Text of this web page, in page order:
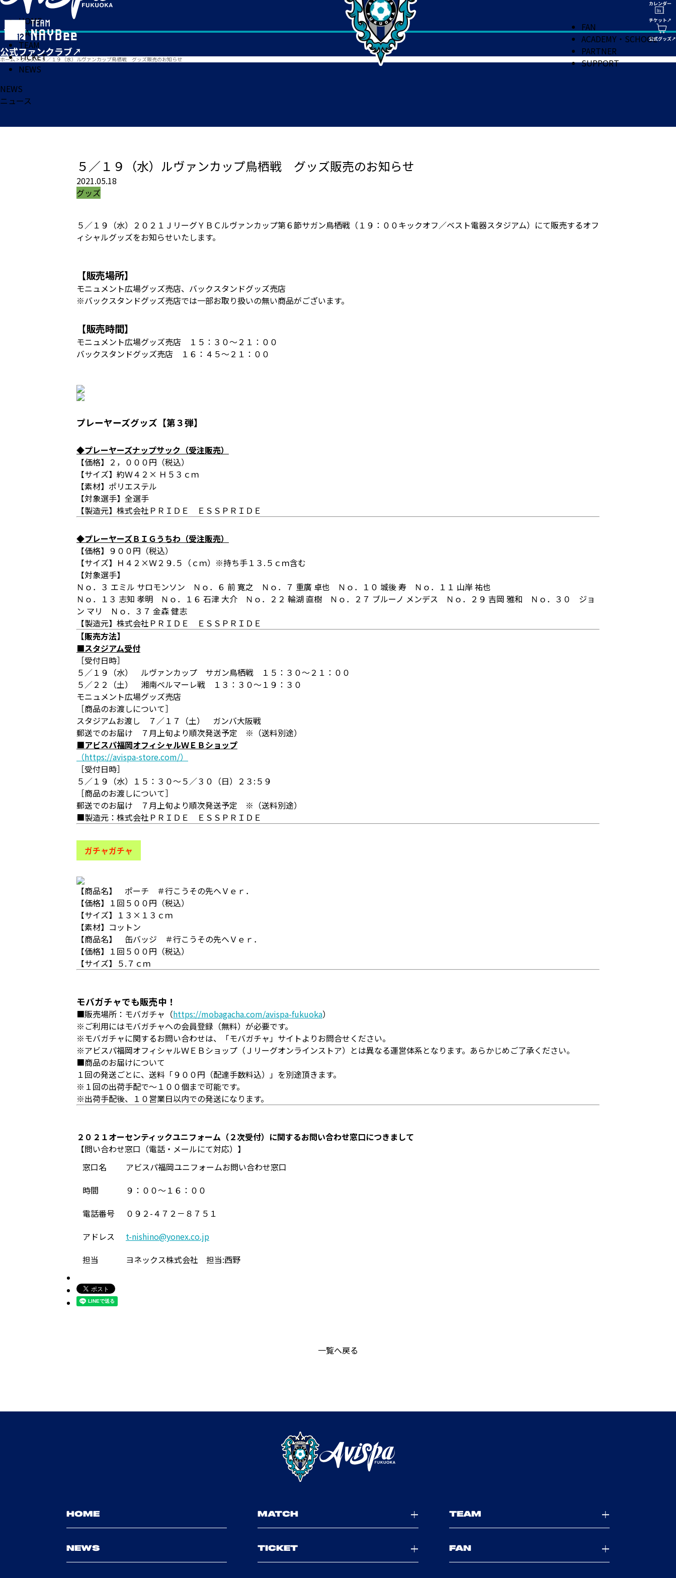
HOME
MATCH
TEAM
TICKET
NEWS
FAN
ACADEMY・SCHOOL
PARTNER
SUPPORT
ホーム > グッズ>５／１９（水）ルヴァンカップ鳥栖戦 グッズ販売のお知らせ
NEWS
ニュース
５／１９（水）ルヴァンカップ鳥栖戦 グッズ販売のお知らせ
2021.05.18
グッズ
５／１９（水）２０２１ＪリーグＹＢＣルヴァンカップ第６節サガン鳥栖戦（１９：００キックオフ／ベスト電器スタジアム）にて販売するオフ
ィシャルグッズをお知らせいたします。
【販売場所】
モニュメント広場グッズ売店、バックスタンドグッズ売店
※バックスタンドグッズ売店では一部お取り扱いの無い商品がございます。
【販売時間】
モニュメント広場グッズ売店 １５：３０～２１：００
バックスタンドグッズ売店 １６：４５～２１：００
プレーヤーズグッズ【第３弾】
◆プレーヤーズナップサック（受注販売）
【価格】２，０００円（税込）
【サイズ】約Ｗ４２× Ｈ５３ｃｍ
【素材】ポリエステル
【対象選手】全選手
【製造元】株式会社ＰＲＩＤＥ ＥＳＳＰＲＩＤＥ
◆プレーヤーズＢＩＧうちわ（受注販売）
【価格】９００円（税込）
【サイズ】Ｈ４２×Ｗ２９.５（ｃｍ）※持ち手１３.５ｃｍ含む
【対象選手】
Ｎｏ．３ エミル サロモンソン
Ｎｏ．６ 前 寛之 Ｎｏ．７ 重廣 卓也 Ｎｏ．１０ 城後 寿
Ｎｏ．１１ 山岸 祐也
Ｎｏ．１３ 志知 孝明
Ｎｏ．１６ 石津 大介 Ｎｏ．２２ 輪湖 直樹 Ｎｏ．２７ ブルーノ メンデス Ｎｏ．２９ 吉岡 雅和
Ｎｏ．３０ ジョ
ン マリ
Ｎｏ．３７ 金森 健志
【製造元】株式会社ＰＲＩＤＥ ＥＳＳＰＲＩＤＥ
【販売方法】
■スタジアム受付
［受付日時］
５／１９（水） ルヴァンカップ サガン鳥栖戦 １５：３０～２１：００
５／２２（土） 湘南ベルマーレ戦 １３：３０～１９：３０
モニュメント広場グッズ売店
［商品のお渡しについて］
スタジアムお渡し ７／１７（土） ガンバ大阪戦
郵送でのお届け ７月上旬より順次発送予定 ※（送料別途）
■アビスパ福岡オフィシャルＷＥＢショップ
（https://avispa-store.com/）
［受付日時］
５／１９（水）１５：３０～５／３０（日）２３:５９
［商品のお渡しについて］
郵送でのお届け ７月上旬より順次発送予定 ※（送料別途）
■製造元：株式会社ＰＲＩＤＥ ＥＳＳＰＲＩＤＥ
ガチャガチャ
【商品名】 ポーチ ＃行こうその先へＶｅｒ．
【価格】１回５００円（税込）
【サイズ】１３×１３ｃｍ
【素材】コットン
【商品名】 缶バッジ ＃行こうその先へＶｅｒ．
【価格】１回５００円（税込）
【サイズ】５.７ｃｍ
モバガチャでも販売中！
■販売場所：モバガチャ（https://mobagacha.com/avispa-fukuoka）
※ご利用にはモバガチャへの会員登録（無料）が必要です。
※モバガチャに関するお問い合わせは、「モバガチャ」サイトよりお問合せください。
※アビスパ福岡オフィシャルＷＥＢショップ（Ｊリーグオンラインストア）とは異なる運営体系となります。あらかじめご了承ください。
■商品のお届けについて
１回の発送ごとに、送料「９００円（配達手数料込）」を別途頂きます。
※１回の出荷手配で～１００個まで可能です。
※出荷手配後、１０営業日以内での発送になります。
２０２１オーセンティックユニフォーム（２次受付）に関するお問い合わせ窓口につきまして
【問い合わせ窓口（電話・メールにて対応）】
窓口名
アビスパ福岡ユニフォームお問い合わせ窓口
時間
９：００～１６：００
電話番号
０９２-４７２－８７５１
アドレス
t-nishino@yonex.co.jp
担当
ヨネックス株式会社 担当:西野
一覧へ戻る
HOME MATCH TEAM
NEWS TICKET FAN